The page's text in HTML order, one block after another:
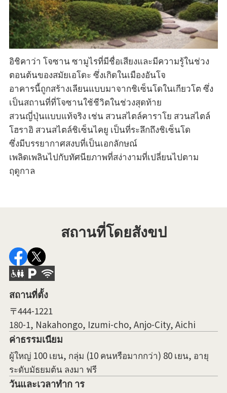
อิชิคาว่า โจซาน ซามูไรที่มีชื่อเสียงและมีความรู้ในช่วง
ตอนต้นของสมัยเอโดะ ซึ่งเกิดในเมืองอันโจ
อาคารนี้ถูกสร้างเลียนแบบมาจากชิเซ็นโดในเกียวโต ซึ่ง
เป็นสถานที่ที่โจซานใช้ชีวิตในช่วงสุดท้าย
สวนญี่ปุ่นแบบแท้จริง เช่น สวนสไตล์คาราโย สวนสไตล์
โฮราอิ สวนสไตล์ชิเซ็นไคยู เป็นที่ระลึกถึงชิเซ็นโด
ซึ่งมีบรรยากาศสงบที่เป็นเอกลักษณ์
เพลิดเพลินไปกับทัศนียภาพที่สง่างามที่เปลี่ยนไปตาม
ฤดูกาล
สถานที่โดยสังขป
สถานที่ตั้ง
〒444-1221
180-1, Nakahongo, Izumi-cho, Anjo-City, Aichi
ค่าธรรมเนียม
ผู้ใหญ่ 100 เยน, กลุ่ม (10 คนหรือมากกว่า) 80 เยน, อายุ
ระดับมัธยมต้น ลงมา ฟรี
วันและเวลาทำก าร